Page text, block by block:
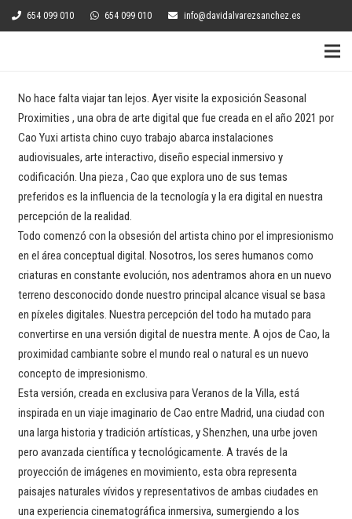
654 099 010 654 099 010 info@davidalvarezsanchez.es
No hace falta viajar tan lejos. Ayer visite la exposición Seasonal
Proximities , una obra de arte digital que fue creada en el año 2021 por
Cao Yuxi artista chino cuyo trabajo abarca instalaciones
audiovisuales, arte interactivo, diseño especial inmersivo y
codificación. Una pieza , Cao que explora uno de sus temas
preferidos es la influencia de la tecnología y la era digital en nuestra
percepción de la realidad.
Todo comenzó con la obsesión del artista chino por el impresionismo
en el área conceptual digital. Nosotros, los seres humanos como
criaturas en constante evolución, nos adentramos ahora en un nuevo
terreno desconocido donde nuestro principal alcance visual se basa
en píxeles digitales. Nuestra percepción del todo ha mutado para
convertirse en una versión digital de nuestra mente. A ojos de Cao, la
proximidad cambiante sobre el mundo real o natural es un nuevo
concepto de impresionismo.
Esta versión, creada en exclusiva para Veranos de la Villa, está
inspirada en un viaje imaginario de Cao entre Madrid, una ciudad con
una larga historia y tradición artísticas, y Shenzhen, una urbe joven
pero avanzada científica y tecnológicamente. A través de la
proyección de imágenes en movimiento, esta obra representa
paisajes naturales vívidos y representativos de ambas ciudades en
una experiencia cinematográfica inmersiva, sumergiendo a los